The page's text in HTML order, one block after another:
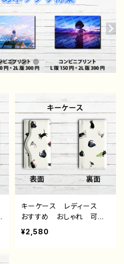
キーケース レディース
おすすめ おしゃれ 可愛
い キーケース革 イラス
トレーター 絵師 タイト
¥2,580